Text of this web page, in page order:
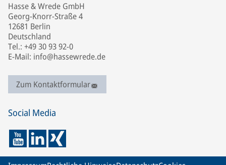
Hasse & Wrede GmbH
Georg-Knorr-Straße 4
12681 Berlin
Deutschland
Tel.: +49 30 93 92-0
E-Mail: info@hassewrede.de
Zum Kontaktformular
Social Media